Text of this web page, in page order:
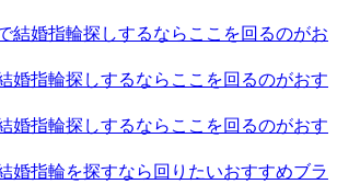
結婚指輪探しするならここを回るのがお
婚指輪探しするならここを回るのがおす
婚指輪探しするならここを回るのがおす
婚指輪を探すなら回りたいおすすめブラ